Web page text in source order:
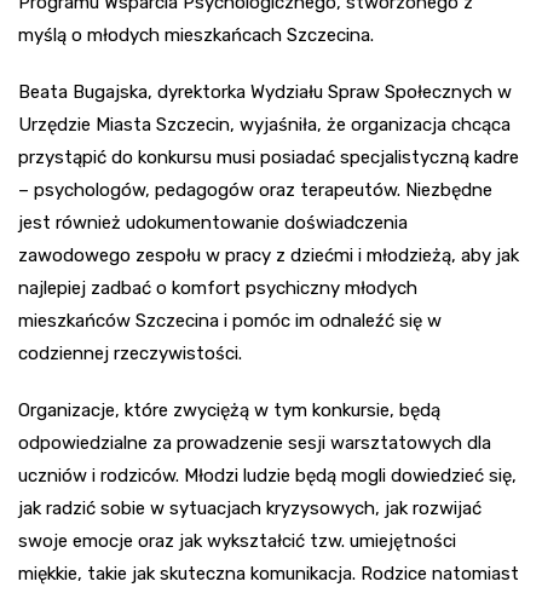
myślą o młodych mieszkańcach Szczecina.
Beata Bugajska, dyrektorka Wydziału Spraw Społecznych w
Urzędzie Miasta Szczecin, wyjaśniła, że organizacja chcąca
przystąpić do konkursu musi posiadać specjalistyczną kadre
– psychologów, pedagogów oraz terapeutów. Niezbędne
jest również udokumentowanie doświadczenia
zawodowego zespołu w pracy z dziećmi i młodzieżą, aby jak
najlepiej zadbać o komfort psychiczny młodych
mieszkańców Szczecina i pomóc im odnaleźć się w
codziennej rzeczywistości.
Organizacje, które zwyciężą w tym konkursie, będą
odpowiedzialne za prowadzenie sesji warsztatowych dla
uczniów i rodziców. Młodzi ludzie będą mogli dowiedzieć się,
jak radzić sobie w sytuacjach kryzysowych, jak rozwijać
swoje emocje oraz jak wykształcić tzw. umiejętności
miękkie, takie jak skuteczna komunikacja. Rodzice natomiast